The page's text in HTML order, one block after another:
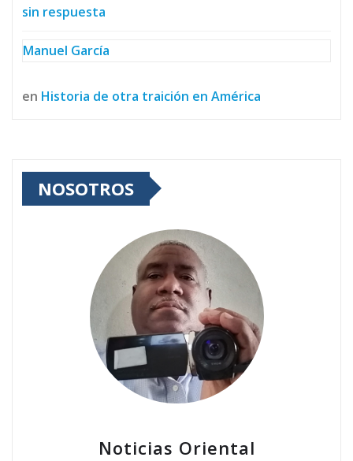
sin respuesta
Manuel García
en Historia de otra traición en América
NOSOTROS
Noticias Oriental